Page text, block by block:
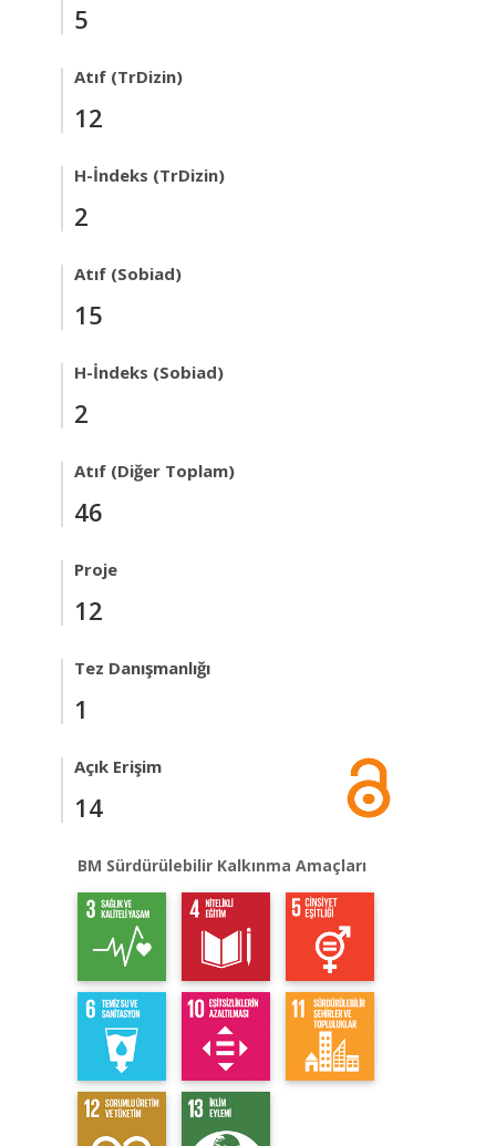
5
Atıf (TrDizin)
12
H-İndeks (TrDizin)
2
Atıf (Sobiad)
15
H-İndeks (Sobiad)
2
Atıf (Diğer Toplam)
46
Proje
12
Tez Danışmanlığı
1
Açık Erişim
14
BM Sürdürülebilir Kalkınma Amaçları